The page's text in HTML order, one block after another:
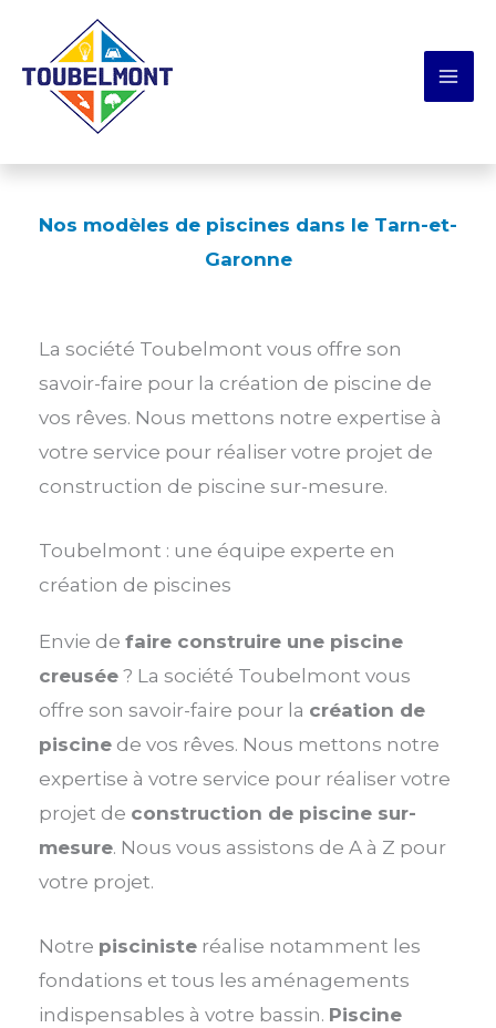
contenu
Nos modèles de piscines dans le Tarn-et-
Garonne
La société Toubelmont vous offre son
savoir-faire pour la création de piscine de
vos rêves. Nous mettons notre expertise à
votre service pour réaliser votre projet de
construction de piscine sur-mesure.
Toubelmont : une équipe experte en
création de piscines
Envie de faire construire une piscine
creusée ? La société Toubelmont vous
offre son savoir-faire pour la création de
piscine de vos rêves. Nous mettons notre
expertise à votre service pour réaliser votre
projet de construction de piscine sur-
mesure. Nous vous assistons de A à Z pour
votre projet.
Notre pisciniste réalise notamment les
fondations et tous les aménagements
indispensables à votre bassin. Piscine
Panneau de gestion des cookies